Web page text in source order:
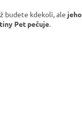
budete kdekoli, ale jeho
Pet pečuje